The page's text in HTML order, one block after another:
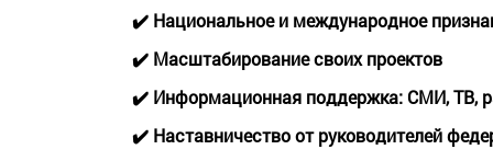
✔️ Национальное и международное
✔️ Масштабирование своих проектов
✔️ Информационная поддержка: СМИ, ТВ,
✔️ Наставничество от руководителей